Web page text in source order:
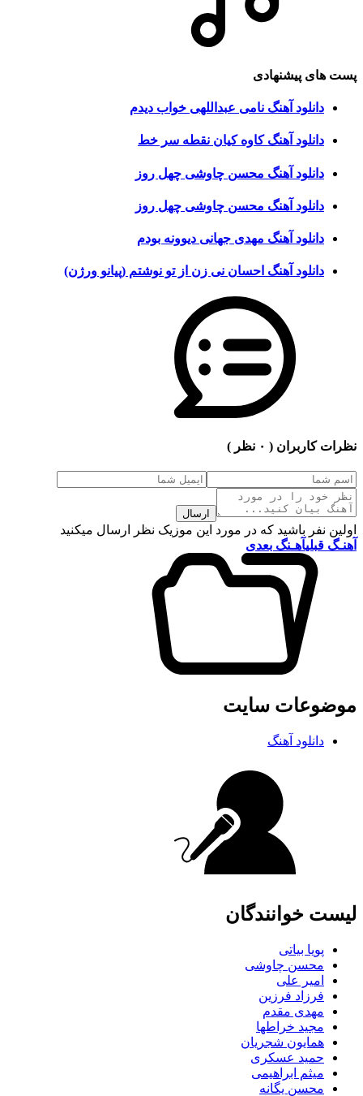
پست های پیشنهادی
دانلود آهنگ نامی عبداللهی خواب دیدم
دانلود آهنگ کاوه کیان نقطه سر خط
دانلود آهنگ محسن چاوشی چهل روز
دانلود آهنگ محسن چاوشی چهل روز
دانلود آهنگ مهدی جهانی دیوونه بودم
دانلود آهنگ احسان نی زن از تو نوشتم (پیانو ورژن)
نظرات کاربران ( ۰ نظر )
ارسال
اولین نفر باشید که در مورد این موزیک نظر ارسال میکنید
آهنـگ قبلیآهـنگ بعدی
موضوعات سایت
دانلود آهنگ
لیست خوانندگان
پویا بیاتی
محسن چاوشی
امیر علی
فرزاد فرزین
مهدی مقدم
مجید خراطها
همایون شجریان
حمید عسکری
میثم ابراهیمی
محسن یگانه